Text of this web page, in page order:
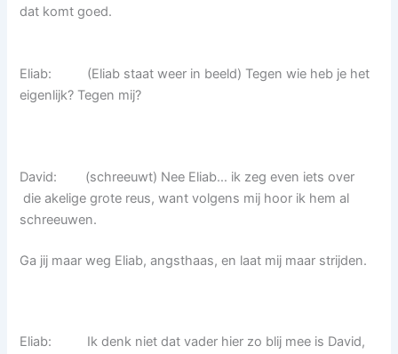
dat komt goed.
Eliab: (Eliab staat weer in beeld) Tegen wie heb je het
eigenlijk? Tegen mij?
David: (schreeuwt) Nee Eliab… ik zeg even iets over
die akelige grote reus, want volgens mij hoor ik hem al
schreeuwen.
Ga jij maar weg Eliab, angsthaas, en laat mij maar strijden.
Eliab: Ik denk niet dat vader hier zo blij mee is David,